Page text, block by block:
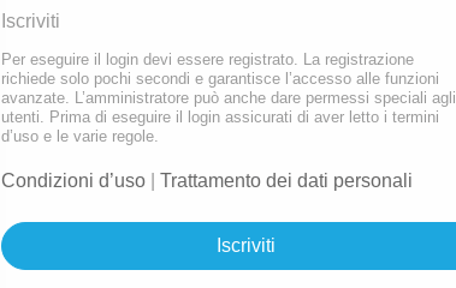
Iscriviti
Per eseguire il login devi essere registrato. La registrazione
richiede solo pochi secondi e garantisce l’accesso alle funzioni
avanzate. L’amministratore può anche dare permessi speciali agli
utenti. Prima di eseguire il login assicurati di aver letto i termini
d’uso e le varie regole.
Condizioni d’uso Trattamento dei dati personali
Iscriviti